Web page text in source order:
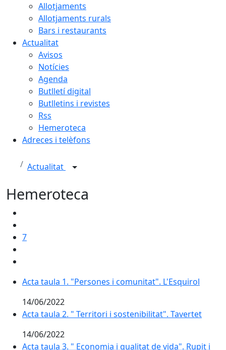
Allotjaments
Allotjaments rurals
Bars i restaurants
Actualitat
Avisos
Notícies
Agenda
Butlletí digital
Butlletins i revistes
Rss
Hemeroteca
Adreces i telèfons
Actualitat
Hemeroteca
7
Acta taula 1. "Persones i comunitat". L'Esquirol
14/06/2022
Acta taula 2. " Territori i sostenibilitat". Tavertet
14/06/2022
Acta taula 3. " Economia i qualitat de vida". Rupit i